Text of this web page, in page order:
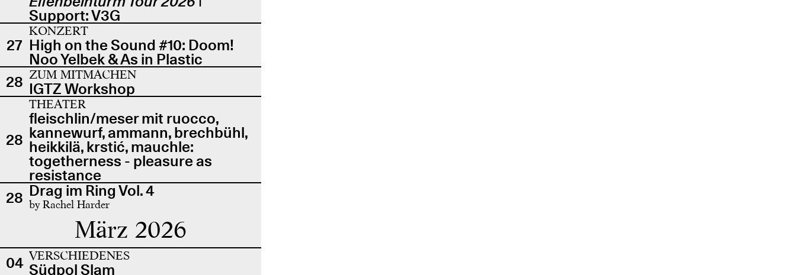
Support: V3G
27
KONZERT
High on the Sound #10: Doom!
Noo Yelbek & As in Plastic
28 ZUM MITMACHEN
IGTZ Workshop
28
THEATER
fleischlin/meser mit ruocco,
kannewurf, ammann, brechbühl,
heikkilä, krstić, mauchle:
togetherness - pleasure as
resistance
28 Drag im Ring Vol. 4
by Rachel Harder
März 2026
04 VERSCHIEDENES
Südpol Slam